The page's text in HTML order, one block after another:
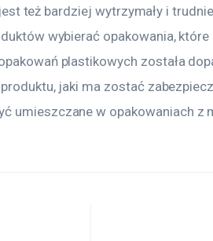
też bardziej wytrzymały i
wybierać opakowania,
plastikowych została
jaki ma zostać
umieszczane w opakowaniach z